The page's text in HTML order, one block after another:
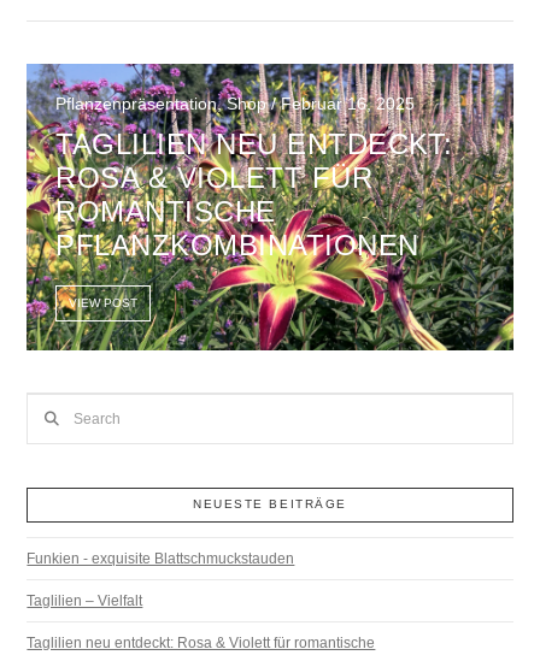
Pflanzenpräsentation, Shop / Februar 16, 2025
TAGLILIEN NEU ENTDECKT:
ROSA & VIOLETT FÜR
ROMANTISCHE
PFLANZKOMBINATIONEN
VIEW POST
NEUESTE BEITRÄGE
Funkien - exquisite Blattschmuckstauden
Taglilien – Vielfalt
Taglilien neu entdeckt: Rosa & Violett für romantische